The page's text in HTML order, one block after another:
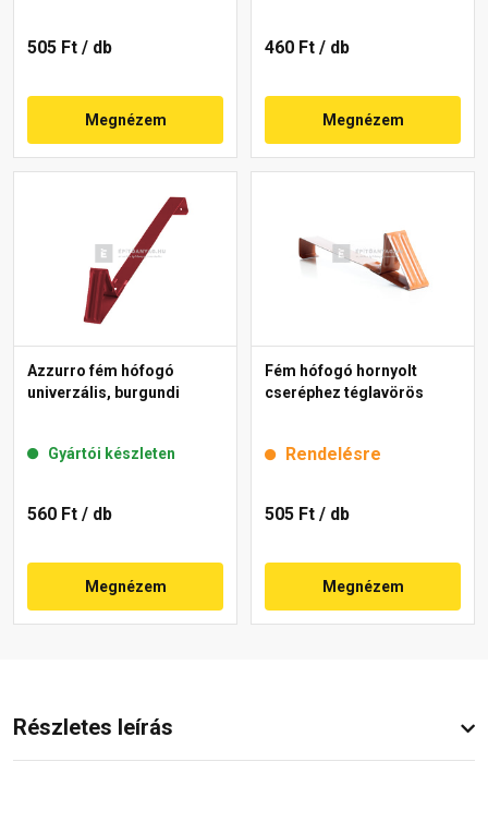
505 Ft / db
Megnézem
460 Ft / db
Megnézem
Azzurro fém hófogó
univerzális, burgundi
Gyártói készleten
560 Ft / db
Megnézem
Fém hófogó hornyolt
cseréphez téglavörös
Rendelésre
505 Ft / db
Megnézem
Részletes leírás